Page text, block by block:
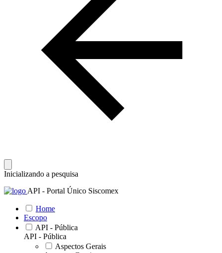
Inicializando a pesquisa
API - Portal Único Siscomex
Home
Escopo
API - Pública
API - Pública
Aspectos Gerais